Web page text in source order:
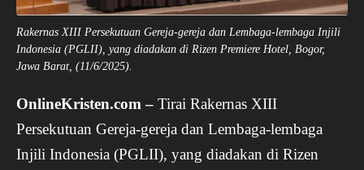
Rakernas XIII Persekutuan Gereja-gereja dan Lembaga-lembaga Injili
Indonesia (PGLII), yang diadakan di Rizen Premiere Hotel, Bogor,
Jawa Barat, (11/6/2025).
OnlineKristen.com – Tirai Rakernas XIII
Persekutuan Gereja-gereja dan Lembaga-lembaga
Injili Indonesia (PGLII), yang diadakan di Rizen